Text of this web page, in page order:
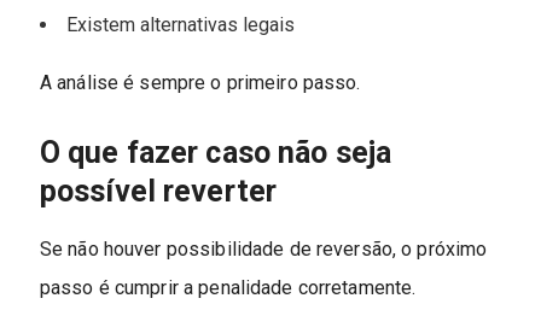
Existem alternativas legais
A análise é sempre o primeiro passo.
O que fazer caso não seja
possível reverter
Se não houver possibilidade de reversão, o próximo
passo é cumprir a penalidade corretamente.